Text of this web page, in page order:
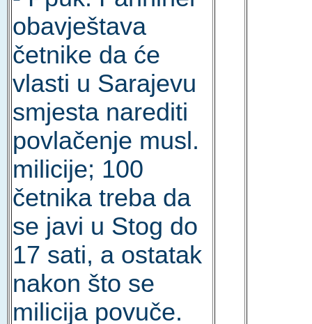
obavještava
četnike da će
vlasti u Sarajevu
smjesta narediti
povlačenje musl.
milicije; 100
četnika treba da
se javi u Stog do
17 sati, a ostatak
nakon što se
milicija povuče.